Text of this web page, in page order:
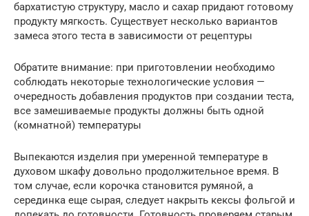
бархатистую структуру, масло и сахар придают готовому
продукту мягкость. Существует несколько вариантов
замеса этого теста в зависимости от рецептуры
Обратите внимание: при приготовлении необходимо
соблюдать некоторые технологические условия —
очередность добавления продуктов при создании теста,
все замешиваемые продукты должны быть одной
(комнатной) температуры
Выпекаются изделия при умеренной температуре в
духовом шкафу довольно продолжительное время. В
том случае, если корочка становится румяной, а
серединка еще сырая, следует накрыть кексы фольгой и